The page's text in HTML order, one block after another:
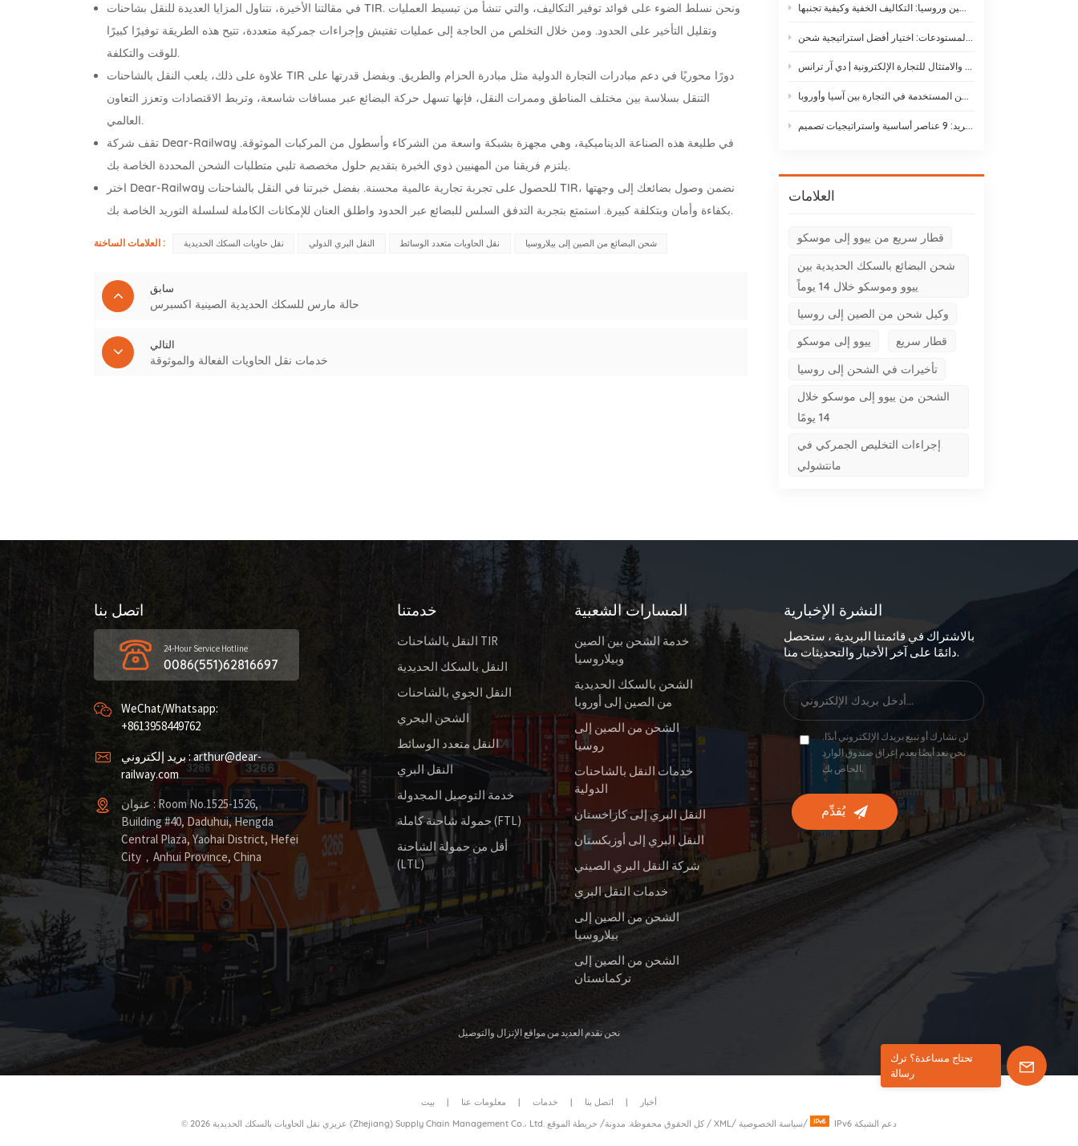
لوائح الشحن الدولي والامتثال للتجارة الإلكترونية | دي آر ترانس
أنواع طائرات الشحن: دليل لأنواع طائرات الشحن المستخدمة في التجارة بين آسيا وأوروبا
حلول لوجستيات سلسلة التبريد: 9 عناصر أساسية واستراتيجيات تصميم
العلامات
قطار سريع من ييوو إلى موسكو
شحن البضائع بالسكك الحديدية بين
ييوو وموسكو خلال 14 يوماً
وكيل شحن من الصين إلى روسيا
ييوو إلى موسكو
قطار سريع
تأخيرات في الشحن إلى روسيا
الشحن من ييوو إلى موسكو خلال
14 يومًا
إجراءات التخليص الجمركي في
مانتشولي
في مقالتنا الأخيرة، نتناول المزايا العديدة للنقل بشاحنات TIR. ونحن نسلط الضوء على فوائد توفير التكاليف، والتي تنشأ من تبسيط العمليات
وتقليل التأخير على الحدود. ومن خلال التخلص من الحاجة إلى عمليات تفتيش وإجراءات جمركية متعددة، تتيح هذه الطريقة توفيرًا كبيرًا
للوقت والتكلفة.
علاوة على ذلك، يلعب النقل بالشاحنات TIR دورًا محوريًا في دعم مبادرات التجارة الدولية مثل مبادرة الحزام والطريق. وبفضل قدرتها على
التنقل بسلاسة بين مختلف المناطق وممرات النقل، فإنها تسهل حركة البضائع عبر مسافات شاسعة، وتربط الاقتصادات وتعزز التعاون
العالمي.
تقف شركة Dear-Railway في طليعة هذه الصناعة الديناميكية، وهي مجهزة بشبكة واسعة من الشركاء وأسطول من المركبات الموثوقة.
يلتزم فريقنا من المهنيين ذوي الخبرة بتقديم حلول مخصصة تلبي متطلبات الشحن المحددة الخاصة بك.
اختر Dear-Railway للحصول على تجربة تجارية عالمية محسنة. بفضل خبرتنا في النقل بالشاحنات TIR، نضمن وصول بضائعك إلى وجهتها
بكفاءة وأمان وبتكلفة كبيرة. استمتع بتجربة التدفق السلس للبضائع عبر الحدود واطلق العنان للإمكانات الكاملة لسلسلة التوريد الخاصة بك.
العلامات الساخنة : نقل حاويات السكك الحديدية النقل البري الدولي نقل الحاويات متعدد الوسائط شحن البضائع من الصين إلى بيلاروسيا
سابق
حالة مارس للسكك الحديدية الصينية اكسبرس
التالي
خدمات نقل الحاويات الفعالة والموثوقة
اتصل بنا
24-Hour Service Hotline
0086(551)62816697
WeChat/Whatsapp:
+8613958449762
بريد إلكتروني : arthur@dear-
railway.com
عنوان : Room No.1525-1526,
Building #40, Daduhui, Hengda
Central Plaza, Yaohai District, Hefei
City，Anhui Province, China
خدمتنا
النقل بالشاحنات TIR
النقل بالسكك الحديدية
النقل الجوي بالشاحنات
الشحن البحري
النقل متعدد الوسائط
النقل البري
خدمة التوصيل المجدولة
حمولة شاحنة كاملة (FTL)
أقل من حمولة الشاحنة
(LTL)
المسارات الشعبية
خدمة الشحن بين الصين
وبيلاروسيا
الشحن بالسكك الحديدية
من الصين إلى أوروبا
الشحن من الصين إلى
روسيا
خدمات النقل بالشاحنات
الدولية
النقل البري إلى كازاخستان
النقل البري إلى أوزبكستان
شركة النقل البري الصيني
خدمات النقل البري
الشحن من الصين إلى
بيلاروسيا
الشحن من الصين إلى
تركمانستان
النشرة الإخبارية
بالاشتراك في قائمتنا البريدية ، ستحصل
دائمًا على آخر الأخبار والتحديثات منا.
لن نشارك أو نبيع بريدك الإلكتروني أبدًا.
نحن نعد أيضًا بعدم إغراق صندوق الوارد
الخاص بك.
يُقدِّم
نحن نقدم العديد من مواقع الإنزال والتوصيل
بيت | معلومات عنا | خدمات | اتصل بنا |
أخبار
© 2026 عزيزي نقل الحاويات بالسكك الحديدية (Zhejiang) Supply Chain Management Co.، Ltd. كل الحقوق محفوظة. مدونة/ خريطة الموقع / XML / سياسة الخصوصية/ IPv6 دعم الشبكة
تحتاج مساعدة؟ ترك
رسالة